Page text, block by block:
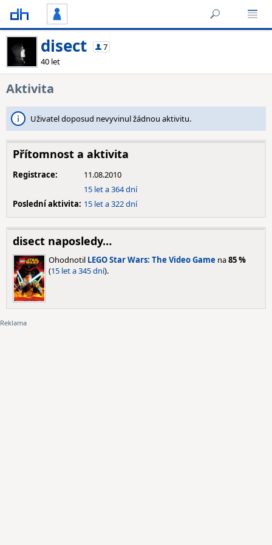
disect
7
40 let
Aktivita
Uživatel doposud nevyvinul žádnou aktivitu.
Přítomnost a aktivita
Registrace:
11.08.2010
15 let a 364 dní
Poslední aktivita: 15 let a 322 dní
disect naposledy…
Ohodnotil LEGO Star Wars: The Video Game na85 %
(15 let a 345 dní).